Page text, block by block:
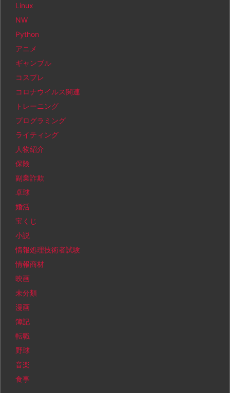
Linux
NW
Python
アニメ
ギャンブル
コスプレ
コロナウイルス関連
トレーニング
プログラミング
ライティング
人物紹介
保険
副業詐欺
卓球
婚活
宝くじ
小説
情報処理技術者試験
情報商材
映画
未分類
漫画
簿記
転職
野球
音楽
食事